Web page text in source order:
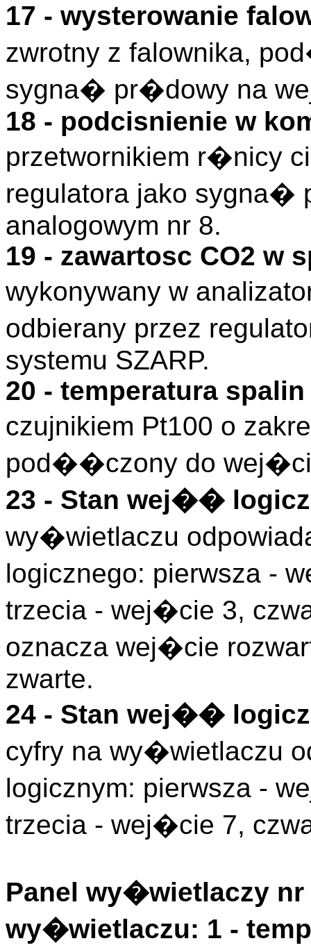
17 - wysterowanie
zwrotny z falownika,
sygna� pr�dowy na
18 - podcisnienie w
przetwornikiem
regulatora jako
analogowym nr 8.
19 - zawartosc CO2 w
wykonywany w
odbierany przez
systemu SZARP.
20 - temperatura
czujnikiem Pt100 o
pod��czony do
23 - Stan wej��
wy�wietlaczu
logicznego: pierwsza -
trzecia - wej�cie 3,
oznacza wej�cie
zwarte.
24 - Stan wej��
cyfry na wy�wietlaczu
logicznym: pierwsza -
trzecia - wej�cie 7,
Panel wy�wietlaczy nr
wy�wietlaczu: 1 -